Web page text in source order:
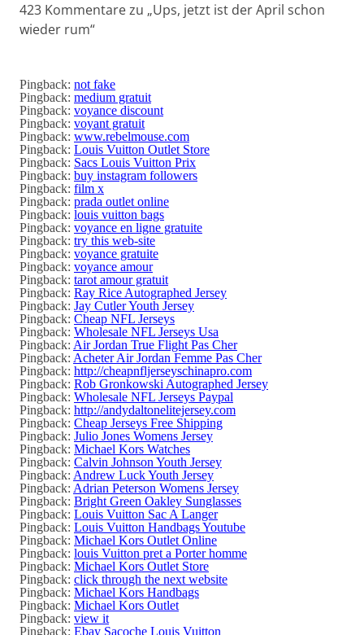
423 Kommentare zu „Ups, jetzt ist der April schon
wieder rum“
Pingback: not fake
Pingback: medium gratuit
Pingback: voyance discount
Pingback: voyant gratuit
Pingback: www.rebelmouse.com
Pingback: Louis Vuitton Outlet Store
Pingback: Sacs Louis Vuitton Prix
Pingback: buy instagram followers
Pingback: film x
Pingback: prada outlet online
Pingback: louis vuitton bags
Pingback: voyance en ligne gratuite
Pingback: try this web-site
Pingback: voyance gratuite
Pingback: voyance amour
Pingback: tarot amour gratuit
Pingback: Ray Rice Autographed Jersey
Pingback: Jay Cutler Youth Jersey
Pingback: Cheap NFL Jerseys
Pingback: Wholesale NFL Jerseys Usa
Pingback: Air Jordan True Flight Pas Cher
Pingback: Acheter Air Jordan Femme Pas Cher
Pingback: http://cheapnfljerseyschinapro.com
Pingback: Rob Gronkowski Autographed Jersey
Pingback: Wholesale NFL Jerseys Paypal
Pingback: http://andydaltonelitejersey.com
Pingback: Cheap Jerseys Free Shipping
Pingback: Julio Jones Womens Jersey
Pingback: Michael Kors Watches
Pingback: Calvin Johnson Youth Jersey
Pingback: Andrew Luck Youth Jersey
Pingback: Adrian Peterson Womens Jersey
Pingback: Bright Green Oakley Sunglasses
Pingback: Louis Vuitton Sac A Langer
Pingback: Louis Vuitton Handbags Youtube
Pingback: Michael Kors Outlet Online
Pingback: louis Vuitton pret a Porter homme
Pingback: Michael Kors Outlet Store
Pingback: click through the next website
Pingback: Michael Kors Handbags
Pingback: Michael Kors Outlet
Pingback: view it
Pingback: Ebay Sacoche Louis Vuitton